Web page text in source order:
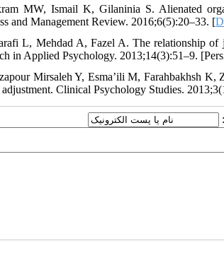
MW, Ismail K, Gilaninia S. Alienated
and Management Review. 2016;6(5):20–33. [
L, Mehdad A, Fazel A. The relationship
in Applied Psychology. 2013;14(3):51–9.
Mirsaleh Y, Esma’ili M, Farahbakhsh
Clinical Psychology Studies.